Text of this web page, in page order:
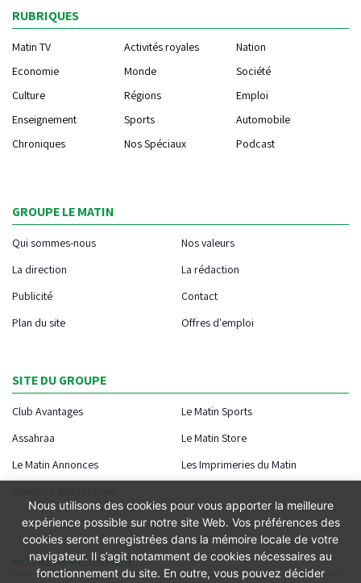
RUBRIQUES
Matin TV Activités royales
Nation
Economie
Monde
Société
Culture
Régions
Emploi
Enseignement
Sports
Automobile
Chroniques
Nos Spéciaux Podcast
GROUPE LE MATIN
Qui sommes-nous
Nos valeurs
La direction
La rédaction
Publicité
Contact
Plan du site
Offres d'emploi
SITE DU GROUPE
Club Avantages
Le Matin Sports
Assahraa
Le Matin Store
Le Matin Annonces
Les Imprimeries du Matin
NOTRE APPLICATION
Nous utilisons des cookies pour vous apporter la meilleure
expérience possible sur notre site Web. Vos préférences des
cookies seront enregistrées dans la mémoire locale de votre
navigateur. Il s’agit notamment de cookies nécessaires au
fonctionnement du site. En outre, vous pouvez décider